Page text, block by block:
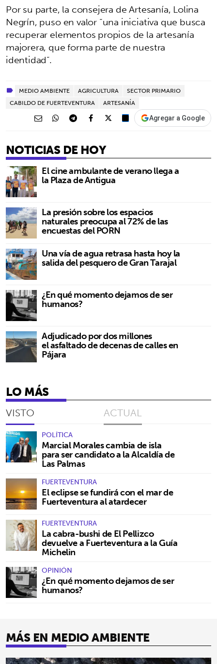
Por su parte, la consejera de Artesanía, Lolina
Negrín, puso en valor “una iniciativa que busca
recuperar elementos propios de la artesanía
majorera, que forma parte de nuestra
identidad”.
MEDIO AMBIENTE AGRICULTURA
SECTOR PRIMARIO
CABILDO DE FUERTEVENTURA
ARTESANÍA
Agregar a Google
NOTICIAS DE HOY
El cine ambulante de verano llega a
la Plaza de Antigua
La presión sobre los espacios
naturales preocupa al 72% de las
encuestas del PORN
Una vía de agua retrasa hasta hoy la
salida del pesquero de Gran Tarajal
¿En qué momento dejamos de ser
humanos?
Adjudicado por dos millones
el asfaltado de decenas de calles en
Pájara
LO MÁS
VISTO ACTUAL
POLÍTICA
Marcial Morales cambia de isla
para ser candidato a la Alcaldía de
Las Palmas
FUERTEVENTURA
El eclipse se fundirá con el mar de
Fuerteventura al atardecer
FUERTEVENTURA
La cabra-bushi de El Pellizco
devuelve a Fuerteventura a la Guía
Michelin
OPINIÓN
¿En qué momento dejamos de ser
humanos?
MÁS EN MEDIO AMBIENTE